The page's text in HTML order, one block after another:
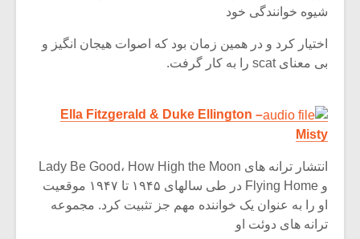
شیوه خوانندگی خود
اختیار کرد و در همین زمان بود که اصوات هیجان انگیز و
بی معنای scat را به کار گرفت.
Ella Fitzgerald & Duke Ellington –
Misty
انتشار ترانه های Lady Be Good، How High the Moon
و Flying Home در طی سالهای ۱۹۴۵ تا ۱۹۴۷ موقعیت
او را به عنوان یک خواننده مهم جز تثبیت کرد. مجموعه
ترانه های دوئت او